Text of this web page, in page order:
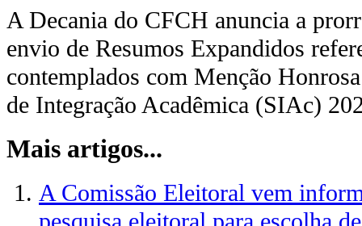
A Decania do CFCH anuncia a
envio de Resumos Expandidos
contemplados com Menção
de Integração Acadêmica (SIAc)
Mais artigos...
A Comissão Eleitoral vem